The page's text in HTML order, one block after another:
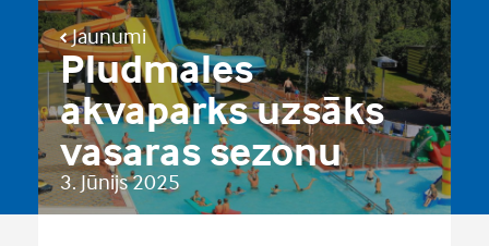
PAKALPOJUMI UN CENAS
GALERIJA
JAUNUMI
DARBA LAIKS UN KONTAKTI
Jaunumi
Pludmales
akvaparks uzsāks
vasaras sezonu
3. Jūnijs 2025